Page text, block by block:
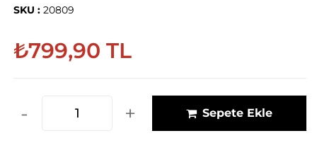
SKU : 20809
₺799,90 TL
- + Sepete Ekle